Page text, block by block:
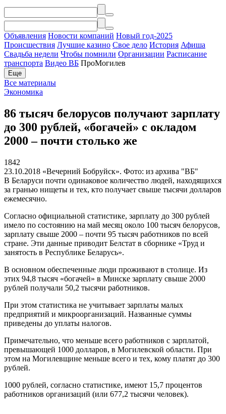
Объявления Новости компаний Новый год-2025
Происшествия Лучшие казино Свое дело История Афиша
Свадьба недели Чтобы помнили Организации Расписание
транспорта Видео ВБ ПроМогилев
Еще
Все материалы
Экономика
86 тысяч белорусов получают зарплату
до 300 рублей, «богачей» с окладом
2000 – почти столько же
1842
23.10.2018 «Вечерний Бобруйск». Фото: из архива "ВБ"
В Беларуси почти одинаковое количество людей, находящихся
за гранью нищеты и тех, кто получает свыше тысячи долларов
ежемесячно.
Согласно официальной статистике, зарплату до 300 рублей
имело по состоянию на май месяц около 100 тысяч белорусов,
зарплату свыше 2000 – почти 95 тысяч работников по всей
стране. Эти данные приводит Белстат в сборнике «Труд и
занятость в Республике Беларусь».
В основном обеспеченные люди проживают в столице. Из
этих 94,8 тысяч «богачей» в Минске зарплату свыше 2000
рублей получали 50,2 тысячи работников.
При этом статистика не учитывает зарплаты малых
предприятий и микроорганизаций. Названные суммы
приведены до уплаты налогов.
Примечательно, что меньше всего работников с зарплатой,
превышающей 1000 долларов, в Могилевской области. При
этом на Могилевщине меньше всего и тех, кому платят до 300
рублей.
1000 рублей, согласно статистике, имеют 15,7 процентов
работников организаций (или 677,2 тысячи человек).